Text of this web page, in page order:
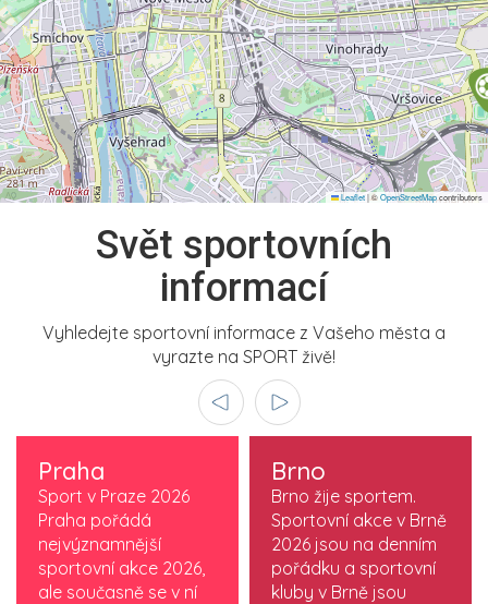
Leaflet|©OpenStreetMapcontributors
Svět sportovních
informací
Vyhledejte sportovní informace z Vašeho města a
vyrazte na SPORT živě!
Praha
Sport v Praze 2026
Praha pořádá
nejvýznamnější
sportovní akce 2026,
ale současně se v ní
Brno
Brno žije sportem.
Sportovní akce v Brně
2026 jsou na denním
pořádku a sportovní
kluby v Brně jsou